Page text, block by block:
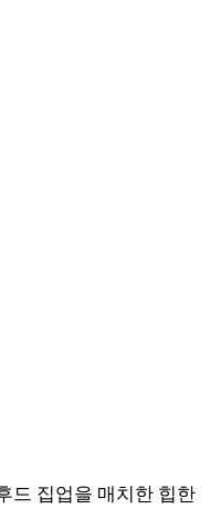
드 집업을 매치한 힙한